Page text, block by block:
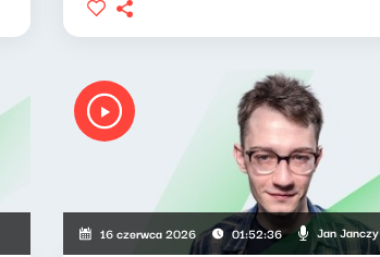
16 czerwca 2026 01:52:36 Jan Janczy